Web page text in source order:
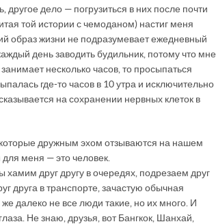
другое дело — погрузиться в них после почти
той истории с чемоданом) настиг меня
образ жизни не подразумевает ежедневный
день заводить будильник, потому что мне
несколько часов, то просыпаться
где-то часов в 10 утра и исключительно
на сохранении нервных клеток в
дружным эхом отзываются на нашем
меня — это человек.
друг другу в очередях, подрезаем друг
друга в транспорте, зачастую обычная
далеко не все люди такие, но их много. И
Не знаю, друзья, вот Бангкок, Шанхай,